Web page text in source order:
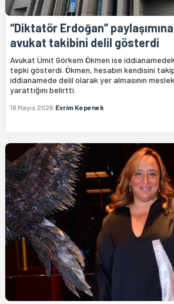
“Diktatör Erdoğan”
avukat takibini delil gösterdi
Avukat Ümit Görkem Ökmen ise
tepki gösterdi. Ökmen, hesabın kendisini
iddianamede delil olarak yer almasının
yarattığını belirtti.
18 Mayıs 2026 Evrim Kepenek